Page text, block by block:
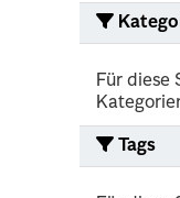
Für diese
Tags